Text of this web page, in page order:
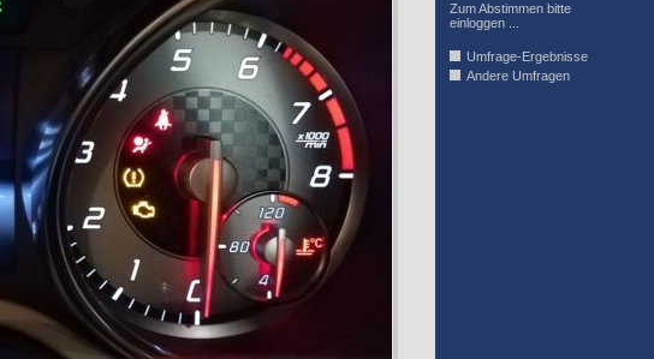
Zum Abstimmen bitte
einloggen ...
Umfrage-Ergebnisse
Andere Umfragen